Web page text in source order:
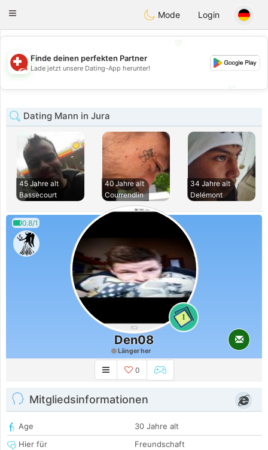
Suissi
Toggle
Mode Login
💖
💕
Finde deinen perfekten Partner
Lade jetzt unsere Dating-App herunter!
Dating Mann in Jura
45 Jahre alt
Bassecourt
40 Jahre alt
Courrendlin
34 Jahre alt
Delémont
0.8/1
1
Den08
Länger her
0
Mitgliedsinformationen
Age
30 Jahre alt
Hier für
Freundschaft